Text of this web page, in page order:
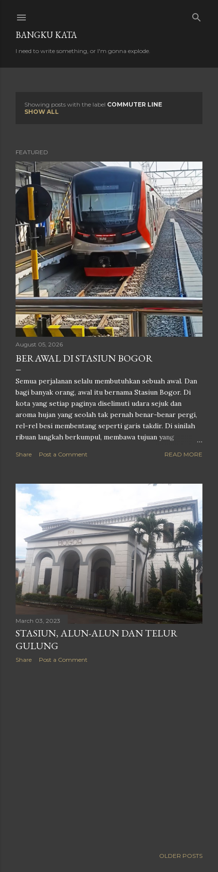
BANGKU KATA
I need to write something, or I'm gonna explode.
s
t
s
Showing posts with the label COMMUTER LINE
SHOW ALL
FEATURED
August 05, 2026
BERAWAL DI STASIUN BOGOR
Semua perjalanan selalu membutuhkan sebuah awal. Dan
bagi banyak orang, awal itu bernama Stasiun Bogor. Di
kota yang setiap paginya diselimuti udara sejuk dan
aroma hujan yang seolah tak pernah benar-benar pergi,
rel-rel besi membentang seperti garis takdir. Di sinilah
ribuan langkah berkumpul, membawa tujuan yang
mimpi, atau sekadar pulang kepada seseorang yang
waktu. Pintu-pintu terbuka, lalu manusia saling bertukar
tempat. Sebagian mengakhiri perjalanan, sebagian lagi
baru memulainya. Stasiun Bogor menjadi saksi bahwa
hidup selalu bergerak; tak ada kereta yang menunggu
terlalu lama, sebagaimana tak ada kesempatan yang
selamanya singgah. Dari peron-peronnya, perjalanan
menuju Jakarta dimulai. Perlahan, kota hujan tertinggal di
balik jendela. Pepohonan berganti gedung, udara segar
berubah menjadi hiruk-pikuk ibu kota. Namun, selalu ada
bagian dari Bogor yang ikut terbawa—keten...
Share Post a Comment READ MORE
March 03, 2023
STASIUN, ALUN-ALUN DAN TELUR
GULUNG
Share Post a Comment
OLDER POSTS